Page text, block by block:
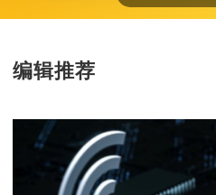
编辑推荐